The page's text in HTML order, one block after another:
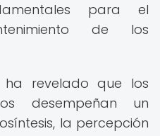
para el
de los
ha revelado que los
desempeñan un
la percepción